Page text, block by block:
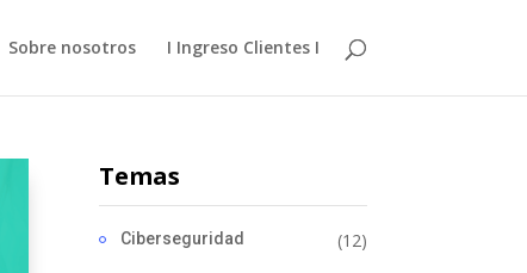
Sobre nosotros I Ingreso Clientes I
Temas
Ciberseguridad (12)